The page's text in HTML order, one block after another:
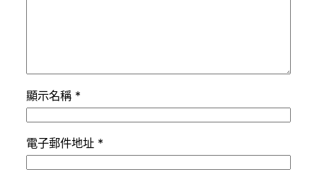
顯示名稱 *
電子郵件地址 *